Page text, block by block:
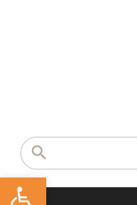
פתח סרגל נגישות